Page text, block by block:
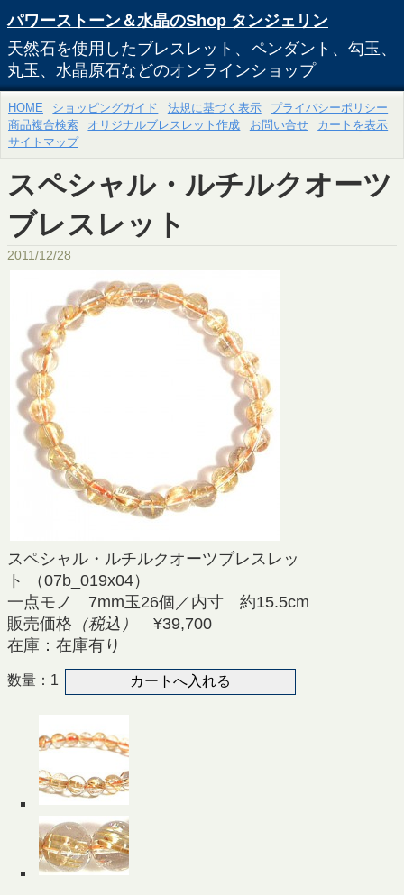
パワーストーン＆水晶のShop タンジェリン
天然石を使用したブレスレット、ペンダント、勾玉、
丸玉、水晶原石などのオンラインショップ
HOME ショッピングガイド 法規に基づく表示
プライバシーポリシー
商品複合検索
オリジナルブレスレット作成 お問い合せ
カートを表示
サイトマップ
スペシャル・ルチルクオーツ
ブレスレット
2011/12/28
スペシャル・ルチルクオーツブレスレッ
ト （07b_019x04）
一点モノ 7mm玉26個／内寸 約15.5cm
販売価格 （税込）
¥39,700
在庫：在庫有り
数量：1